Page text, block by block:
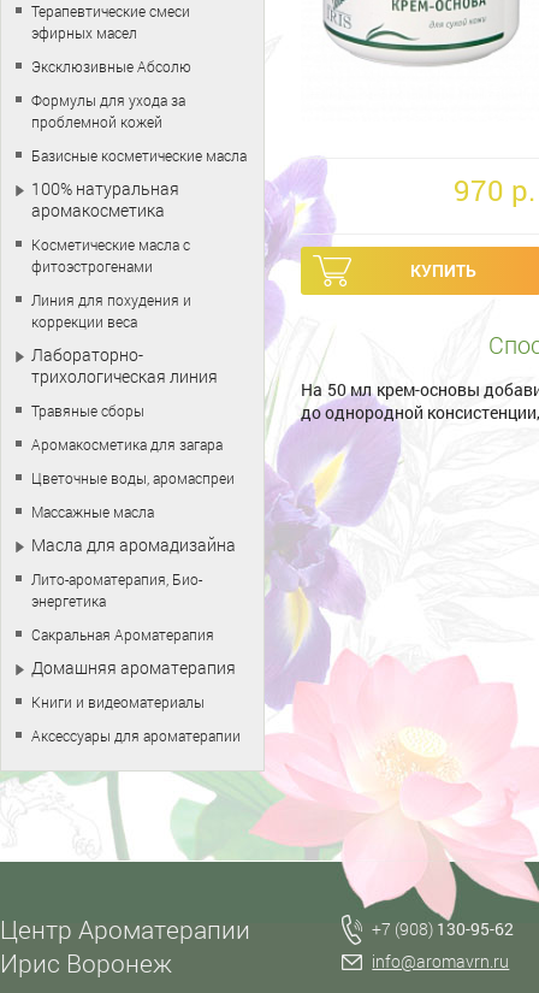
970 p.
На 50 мл крем-основы
до однородной
Терапевтические смеси
эфирных масел
Эксклюзивные Абсолю
Формулы для ухода за
проблемной кожей
Базисные косметические масла
100% натуральная
аромакосметика
Косметические масла с
фитоэстрогенами
Линия для похудения и
коррекции веса
Лабораторно-
трихологическая линия
Травяные сборы
Аромакосметика для загара
Цветочные воды, аромаспреи
Массажные масла
Масла для аромадизайна
Лито-ароматерапия, Био-
энергетика
Сакральная Ароматерапия
Домашняя ароматерапия
Книги и видеоматериалы
Аксессуары для ароматерапии
Центр Ароматерапии
Ирис Воронеж
+7 (908) 130-95-62
info@aromavrn.ru